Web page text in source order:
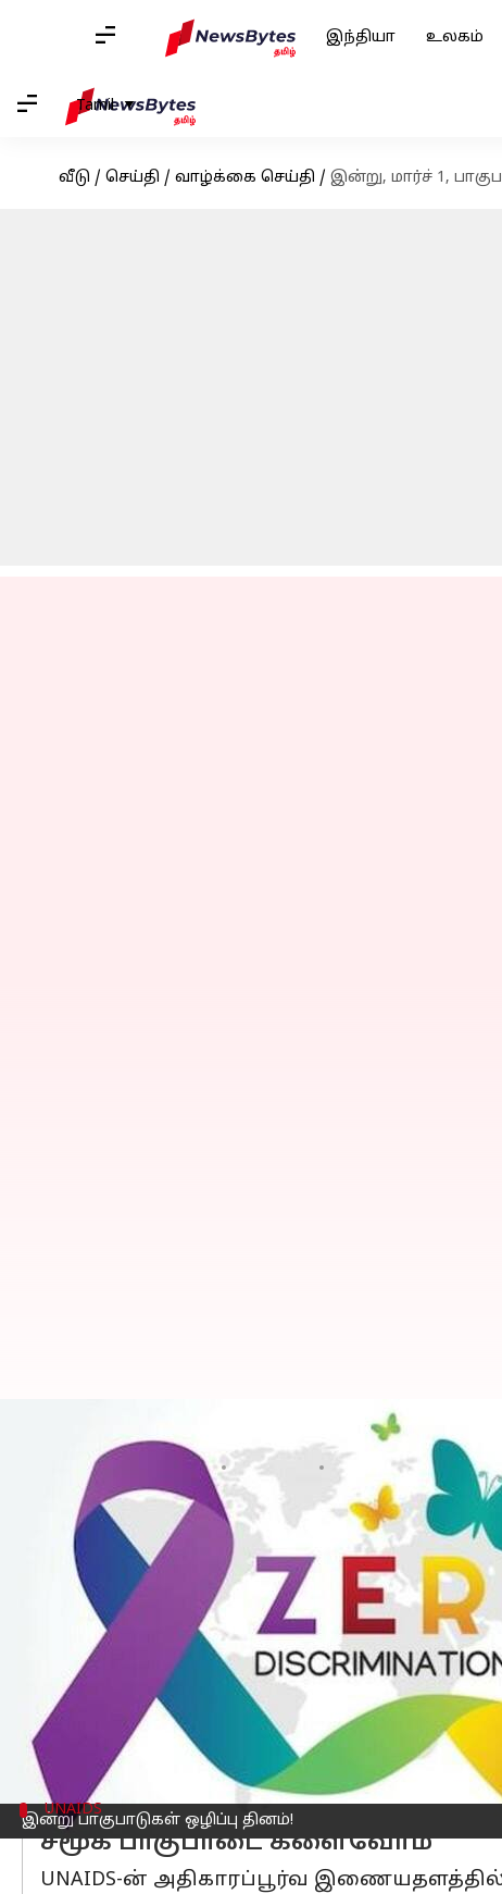
இந்தியா உலகம்
Tamil
வீடு / செய்தி / வாழ்க்கை செய்தி / இன்று, மார்ச் 1,
இன்று பாகுபாடுகள் ஒழிப்பு தினம்!
இன்று, மார்ச் 1,
எழுதியவர் Venkatalakshmi V Mar 01, 2023 09:21 am
செய்தி முன்னோட்டம்
பாகுபாடுகள் ஒழிப்புதினம்
என்பது
நோக்கமாகக் கொண்டு ஆண்டுதோறும்
இதை முதலில், 2014-இல், UNAIDS
பாகுபாடு குறித்து தனிநபர்கள்,
இந்த தினத்தின் நோக்கமாகும்.
இனம், பாலினம், வயது, மதம், இயலாமை
UNAIDS
சமூக பாகுபாடை களைவோம்
UNAIDS-ன் அதிகாரப்பூர்வ